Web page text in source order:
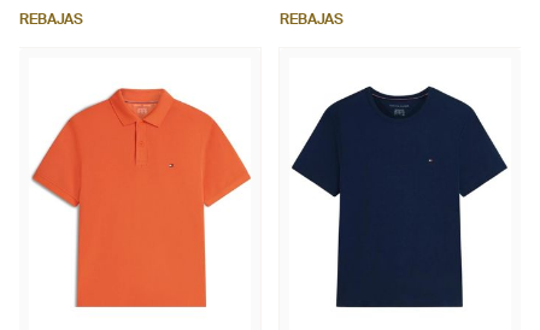
REBAJAS REBAJAS